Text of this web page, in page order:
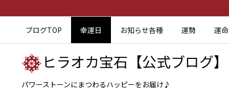
ブログTOP 幸運日 お知らせ各種 運勢 運命
ヒラオカ宝石【公式ブログ】
パワーストーンにまつわるハッピーをお届け♪